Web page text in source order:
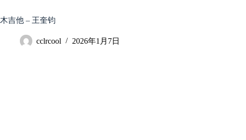
至
内
木吉他 – 王奎钧
cclrcool 2026年1月7日